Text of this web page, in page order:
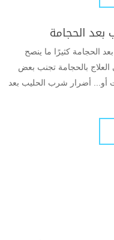
بعد الحجامة
الحجامة كثيرًا ما ينصح
العلاج بالحجامة تجنب بعض
أو... أضرار شرب الحليب بعد